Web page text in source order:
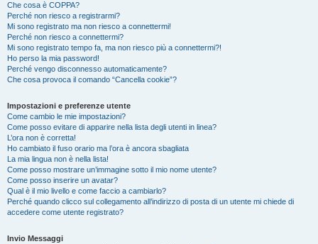
Che cosa è COPPA?
Perché non riesco a registrarmi?
Mi sono registrato ma non riesco a connettermi!
Perché non riesco a connettermi?
Mi sono registrato tempo fa, ma non riesco più a connettermi?!
Ho perso la mia password!
Perché vengo disconnesso automaticamente?
Che cosa provoca il comando “Cancella cookie”?
Impostazioni e preferenze utente
Come cambio le mie impostazioni?
Come posso evitare di apparire nella lista degli utenti in linea?
L’ora non è corretta!
Ho cambiato il fuso orario ma l’ora è ancora sbagliata
La mia lingua non è nella lista!
Come posso mostrare un’immagine sotto il mio nome utente?
Come posso inserire un avatar?
Qual è il mio livello e come faccio a cambiarlo?
Perché quando clicco sul collegamento all’indirizzo di posta di un utente mi chiede di
accedere come utente registrato?
Invio Messaggi